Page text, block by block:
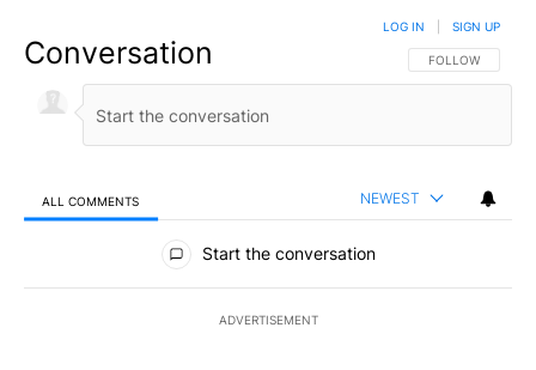
Conversation FOLLOW THIS
FOLLOW
LOG IN SIGN UP
ALL COMMENTS NEWEST
All Comments
Start the conversation
ADVERTISEMENT